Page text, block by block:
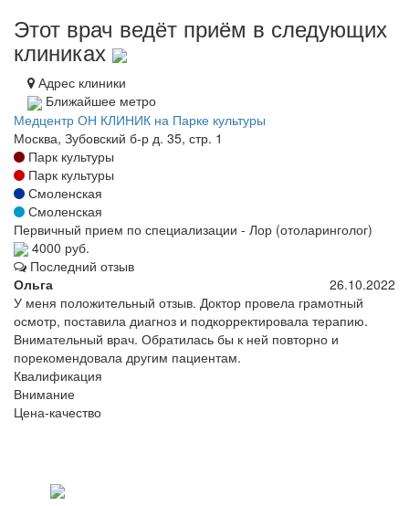
Этот врач ведёт приём в следующих
клиниках
Адрес клиники
Ближайшее метро
Медцентр ОН КЛИНИК на Парке культуры
Москва, Зубовский б-р д. 35, стр. 1
Парк культуры
Парк культуры
Смоленская
Смоленская
Первичный прием по специализации - Лор (отоларинголог)
4000 руб.
Последний отзыв
Ольга
26.10.2022
У меня положительный отзыв. Доктор провела грамотный
осмотр, поставила диагноз и подкорректировала терапию.
Внимательный врач. Обратилась бы к ней повторно и
порекомендовала другим пациентам.
Квалификация
Внимание
Цена-качество